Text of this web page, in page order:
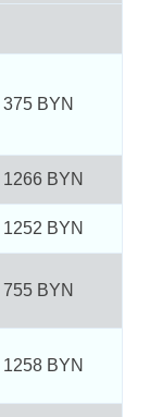
375 BYN
1266 BYN
1252 BYN
755 BYN
1258 BYN